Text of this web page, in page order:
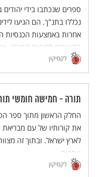
ספרים שנכתבו בידי
נכללו בתנ"ך. הם הגיעו
אחרות באמצעות הכנסיות
הקשורים לסיפורי התנ"ך,
מקבים) העוסקים בנושאים
לקסיקון
תורה - חמישה חומשי
החלק הראשון מתוך ספר
את קורותיו של עם מבריאת
לארץ ישראל. ובתוך זה
נוספים.
לקסיקון